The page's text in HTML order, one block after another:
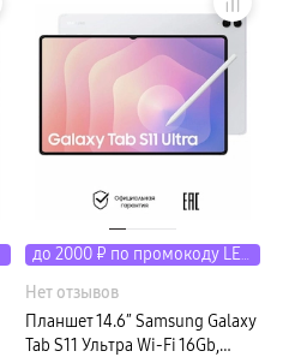
до 2000 ₽ по промокоду LETO
Нет отзывов
Планшет 14.6″ Samsung Galaxy
Tab S11 Ультра Wi-Fi 16Gb,